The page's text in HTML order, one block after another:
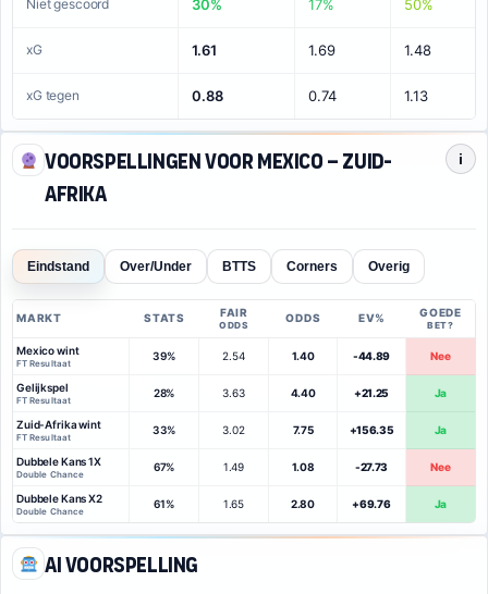
Niet gescoord 30% 17% 50%
xG 1.61 1.69 1.48
xG tegen 0.88 0.74 1.13
Voorspellingen voor Mexico – Zuid-
Afrika
i
Eindstand Over/Under BTTS Corners Overig
MARKT STATS FAIR
ODDS
ODDS EV% GOEDE
BET?
Mexico wint
FT Resultaat
39% 2.54 1.40 -44.89 Nee
Gelijkspel
FT Resultaat
28% 3.63 4.40 +21.25 Ja
Zuid-Afrika wint
FT Resultaat
33% 3.02 7.75 +156.35 Ja
Dubbele Kans 1X
Double Chance
67% 1.49 1.08 -27.73 Nee
Dubbele Kans X2
Double Chance
61% 1.65 2.80 +69.76 Ja
AI voorspelling